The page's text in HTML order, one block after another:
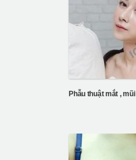
Phẫu thuật mắt ,